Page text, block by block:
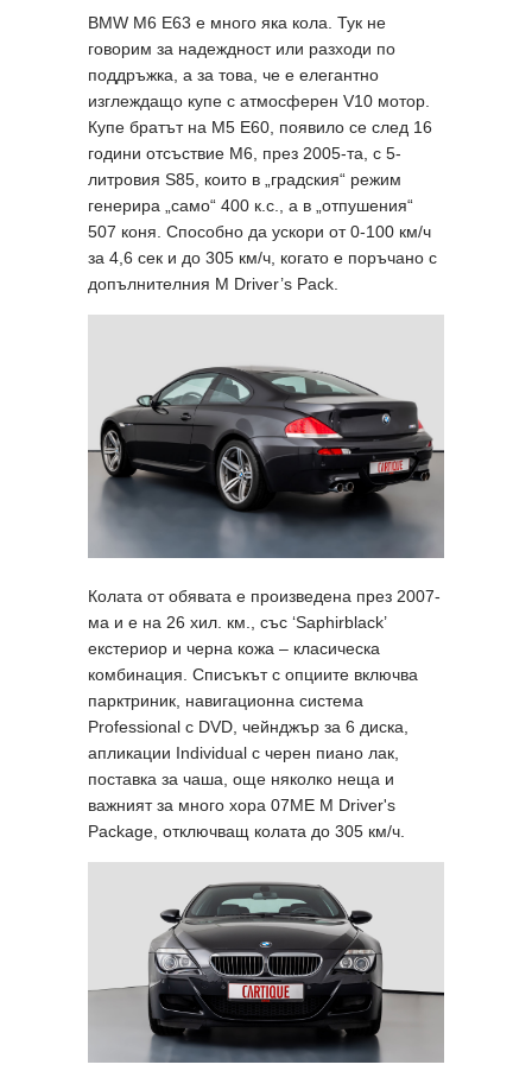
BMW M6 E63 е много яка кола. Тук не
говорим за надеждност или разходи по
поддръжка, а за това, че е елегантно
изглеждащо купе с атмосферен V10 мотор.
Купе братът на M5 Е60, появило се след 16
години отсъствие M6, през 2005-та, с 5-
литровия S85, които в „градския“ режим
генерира „само“ 400 к.с., а в „отпушения“
507 коня. Способно да ускори от 0-100 км/ч
за 4,6 сек и до 305 км/ч, когато е поръчано с
допълнителния M Driver’s Pack.
Колата от обявата е произведена през 2007-
ма и е на 26 хил. км., със ‘Saphirblack’
екстериор и черна кожа – класическа
комбинация. Списъкът с опциите включва
парктриник, навигационна система
Professional с DVD, чейнджър за 6 диска,
апликации Individual с черен пиано лак,
поставка за чаша, още няколко неща и
важният за много хора 07ME M Driver's
Package, отключващ колата до 305 км/ч.